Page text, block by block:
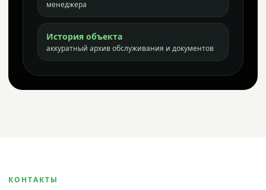
менеджера
История объекта
аккуратный архив обслуживания и документов
КОНТАКТЫ